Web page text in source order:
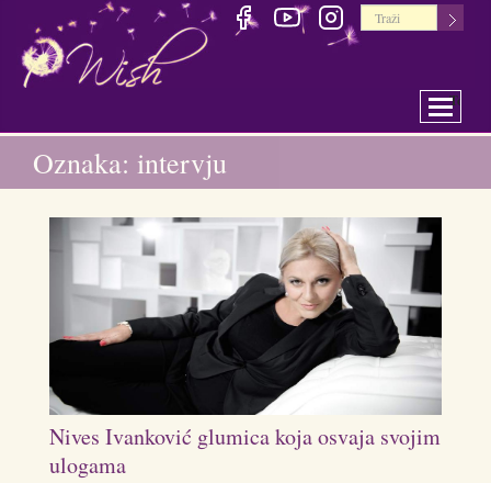
Oznaka: intervju
Nives Ivanković glumica koja osvaja svojim
ulogama